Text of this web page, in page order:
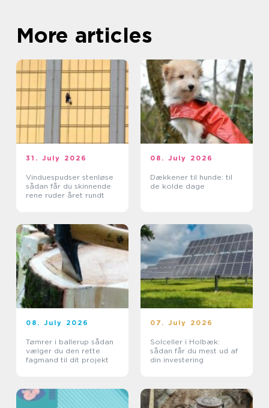
More articles
31. July 2026
Vinduespudser stenløse
sådan får du skinnende
rene ruder året rundt
08. July 2026
Dækkener til hunde: til
de kolde dage
08. July 2026
Tømrer i ballerup sådan
vælger du den rette
fagmand til dit projekt
07. July 2026
Solceller i Holbæk:
sådan får du mest ud af
din investering